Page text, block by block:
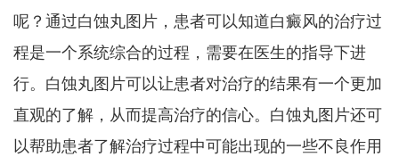
呢？通过白蚀丸图片，患者可以知道白癜风的治疗过
程是一个系统综合的过程，需要在医生的指导下进
行。白蚀丸图片可以让患者对治疗的结果有一个更加
直观的了解，从而提高治疗的信心。白蚀丸图片还可
以帮助患者了解治疗过程中可能出现的一些不良作用